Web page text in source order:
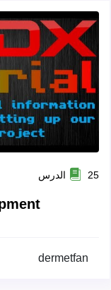
25 الدرس
dermetfan